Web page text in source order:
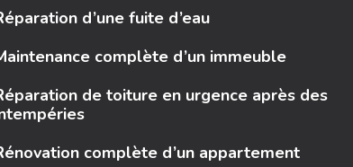
d’une fuite d’eau
complète d’un immeuble
de toiture en urgence après des
complète d’un appartement